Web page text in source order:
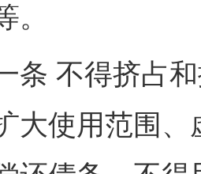
。
不得挤占和
大使用范围